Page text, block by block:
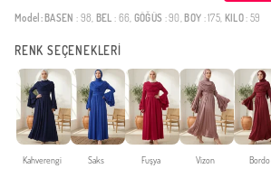
Model: BASEN : 98, BEL : 66, GÖĞÜS : 90, BOY : 175, KILO: 59
RENK SEÇENEKLERİ
Kahverengi Saks Fuşya Vizon Bordo